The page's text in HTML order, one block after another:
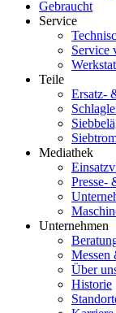
Gebraucht
Service
Service
Teile
Ersatz-
Mediathek
Presse-
Unternehmen
Messen
Über
Historie